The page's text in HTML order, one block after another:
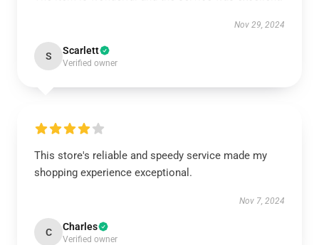
Nov 29, 2024
S Scarlett
Verified owner
This store's reliable and speedy service made my
shopping experience exceptional.
Nov 7, 2024
C Charles
Verified owner